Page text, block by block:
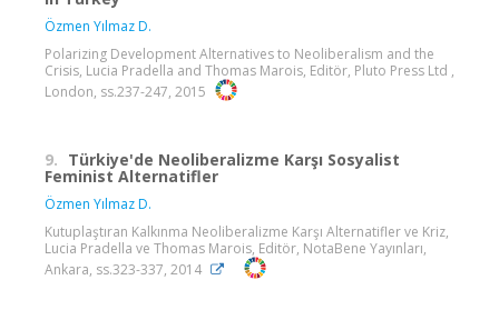
Özmen Yılmaz D.
Polarizing Development Alternatives to Neoliberalism and the
Crisis, Lucia Pradella and Thomas Marois, Editör, Pluto Press Ltd ,
London, ss.237-247, 2015
9. Türkiye'de Neoliberalizme Karşı Sosyalist
Feminist Alternatifler
Özmen Yılmaz D.
Kutuplaştıran Kalkınma Neoliberalizme Karşı Alternatifler ve Kriz,
Lucia Pradella ve Thomas Marois, Editör, NotaBene Yayınları,
Ankara, ss.323-337, 2014